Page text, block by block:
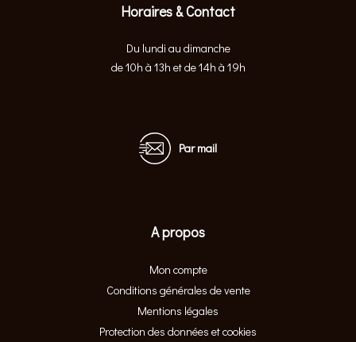
Horaires & Contact
Du lundi au dimanche
de 10h à 13h et de 14h à 19h
Par mail
A propos
Mon compte
Conditions générales de vente
Mentions légales
Protection des données et cookies